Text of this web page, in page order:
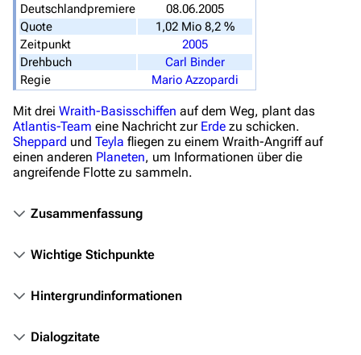
Zufälliger Artikel
Spezialseiten
Datei hochladen
Filme und Serien
Überblick
Stargate SG-1
Stargate Universe
Stargate Origins
Filme
Deutschlandpremiere
08.06.2005
Quote
1,02 Mio 8,2 %
Zeitpunkt
2005
Drehbuch
Carl Binder
Regie
Mario Azzopardi
Mit drei Wraith-Basisschiffen auf dem Weg, plant das
Atlantis-Team eine Nachricht zur Erde zu schicken.
Sheppard und Teyla fliegen zu einem Wraith-Angriff auf
einen anderen Planeten, um Informationen über die
angreifende Flotte zu sammeln.
Zusammenfassung
Wichtige Stichpunkte
Hintergrundinformationen
Dialogzitate